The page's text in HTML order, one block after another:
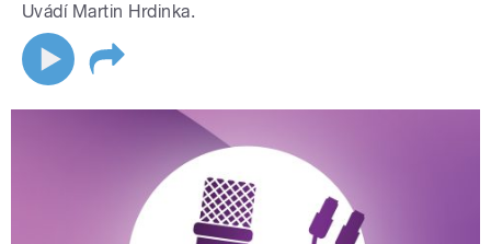
Uvádí Martin Hrdinka.